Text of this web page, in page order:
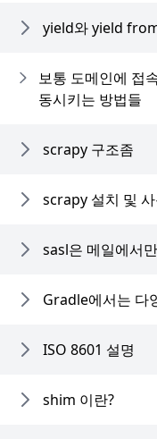
yield와 yield
보통 도메인에 접
동시키는 방법들
scrapy 구조좀
scrapy 설치 및
sasl은 메일에서
Gradle에서는 다
ISO 8601 설명
shim 이란?